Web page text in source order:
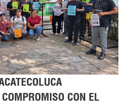
CON EL